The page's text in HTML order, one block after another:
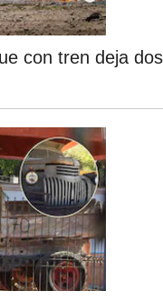
con tren deja dos